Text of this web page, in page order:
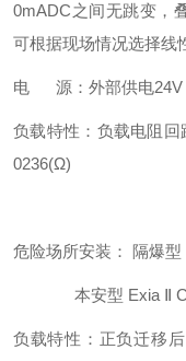
0mADC之间无跳变，
可根据现场情况选择线
电 源：外部供电24V
负载特性：负载电阻回
0236(Ω)
危险场所安装： 隔爆型
本安型 Exia Ⅱ
负载特性：正负迁移